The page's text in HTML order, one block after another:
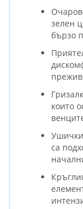
зелен
бързо
които
са